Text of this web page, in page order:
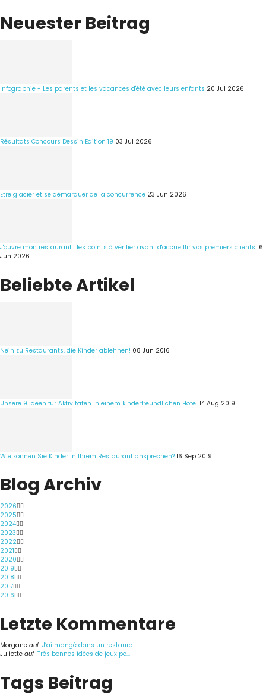
Neuester Beitrag
Infographie - Les parents et les vacances d'été avec leurs enfants 20 Jul 2026
Résultats Concours Dessin Edition 19 03 Jul 2026
Être glacier et se démarquer de la concurrence 23 Jun 2026
J'ouvre mon restaurant : les points à vérifier avant d'accueillir vos premiers clients 16
Jun 2026
Beliebte Artikel
Nein zu Restaurants, die Kinder ablehnen! 08 Jun 2016
Unsere 9 Ideen für Aktivitäten in einem kinderfreundlichen Hotel 14 Aug 2019
Wie können Sie Kinder in Ihrem Restaurant ansprechen? 16 Sep 2019
Blog Archiv
2026
2025
2024
2023
2022
2021
2020
2019
2018
2017
2016
Letzte Kommentare
Morgane auf J’ai mangé dans un restaura...
Juliette auf Très bonnes idées de jeux po...
Tags Beitrag